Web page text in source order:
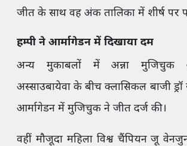
जीत के साथ वह अंक तालिका में शीर्ष पर
हम्पी ने आर्मागेडन में दिखाया दम
अन्य मुकाबलों में अन्ना मुजिचुक
अस्साउबायेवा के बीच क्लासिकल बाजी
आर्मागेडन में मुजिचुक ने जीत दर्ज की।
वहीं मौजूदा महिला विश्व चैंपियन जू